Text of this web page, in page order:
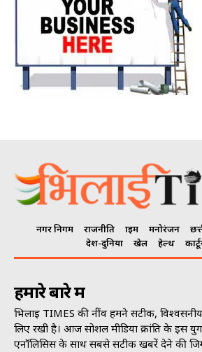
नगर निगम राजनीति क्राइम मनोरंजन
देश-दुनिया
खेल हेल्थ
हमारे बारे में
भिलाई TIMES की नींव हमने सटीक,
लिए रखी है। आज सोशल मीडिया क्रांति के इस
एनॉलिसिस के साथ सबसे सटीक खबरें देने की